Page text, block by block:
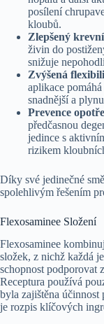
posílení
kloubů.
Zlepšený
živin do
snižuje
Zvýšená
aplikace
snadnější a
Prevence
předčasnou
jedince s
rizikem
Díky své jedinečné
spolehlivým řešením
Flexosaminee Složení
Flexosaminee
složek, z nichž každá
schopnost podporovat
Receptura používá
byla zajištěna
je rozpis klíčových